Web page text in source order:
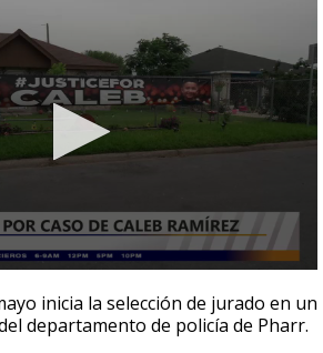
inicia la selección de jurado en un
departamento de policía de Pharr.